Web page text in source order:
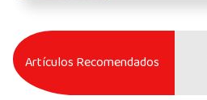
Artículos Recomendados